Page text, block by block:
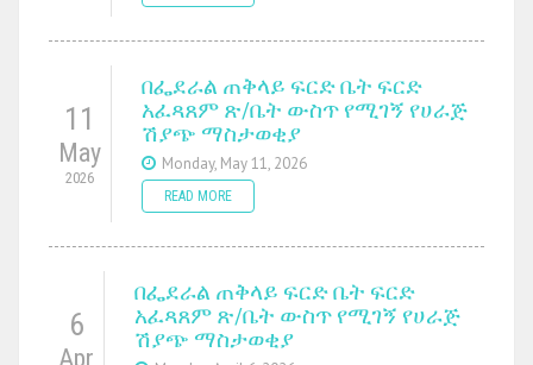
11
May
2026
በፌደራል ጠቅላይ ፍርድ ቤት ፍርድ
አፈጻጸም ጽ/ቤት ውስጥ የሚገኝ የሀራጅ
ሽያጭ ማስታወቂያ
Monday, May 11, 2026
READ MORE
6
Apr
በፌደራል ጠቅላይ ፍርድ ቤት ፍርድ
አፈጻጸም ጽ/ቤት ውስጥ የሚገኝ የሀራጅ
ሽያጭ ማስታወቂያ